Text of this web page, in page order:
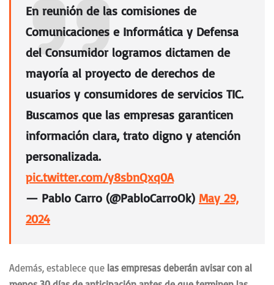
En reunión de las comisiones de
Comunicaciones e Informática y Defensa
del Consumidor logramos dictamen de
mayoría al proyecto de derechos de
usuarios y consumidores de servicios TIC.
Buscamos que las empresas garanticen
información clara, trato digno y atención
personalizada.
pic.twitter.com/y8sbnQxq0A
— Pablo Carro (@PabloCarroOk) May 29,
2024
Además, establece que las empresas deberán avisar con al